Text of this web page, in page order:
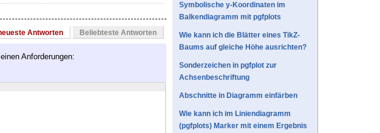
Antworten Beliebteste Antworten
Anforderungen:
Symbolische y-Koordinaten im
Balkendiagramm mit pgfplots
Wie kann ich die Blätter eines TikZ-
Baums auf gleiche Höhe ausrichten?
Sonderzeichen in pgfplot zur
Achsenbeschriftung
Abschnitte in Diagramm einfärben
Wie kann ich im Liniendiagramm
(pgfplots) Marker mit einem Ergebnis